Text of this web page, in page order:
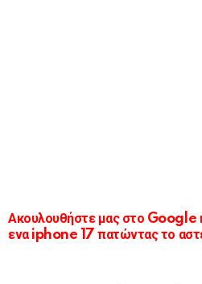
Ακουλουθήστε μας στο Google
ενα iphone 17 πατώντας το